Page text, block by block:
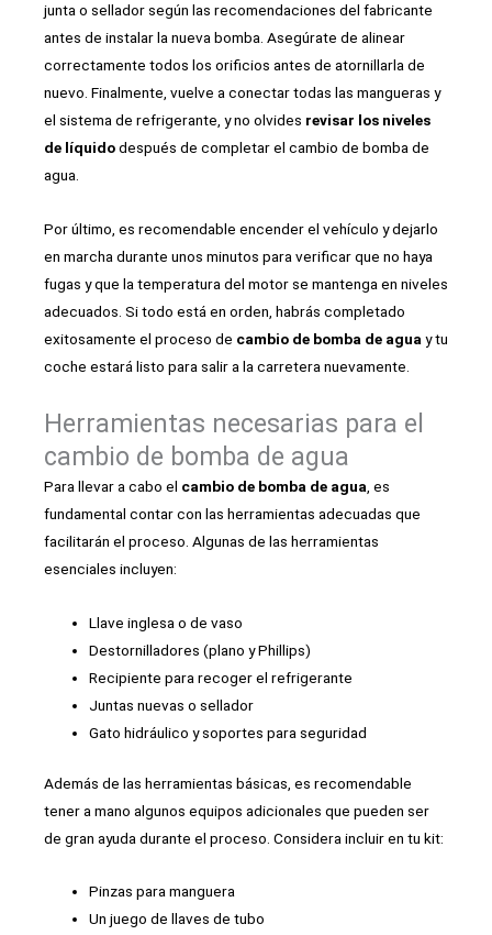
junta o sellador según las recomendaciones del fabricante
antes de instalar la nueva bomba. Asegúrate de alinear
correctamente todos los orificios antes de atornillarla de
nuevo. Finalmente, vuelve a conectar todas las mangueras y
el sistema de refrigerante, y no olvides revisar los niveles
de líquidodespués de completar el cambio de bomba de
agua.
Por último, es recomendable encender el vehículo y dejarlo
en marcha durante unos minutos para verificar que no haya
fugas y que la temperatura del motor se mantenga en niveles
adecuados. Si todo está en orden, habrás completado
exitosamente el proceso de cambio de bomba de agua y tu
coche estará listo para salir a la carretera nuevamente.
Herramientas necesarias para el
cambio de bomba de agua
Para llevar a cabo el cambio de bomba de agua , es
fundamental contar con las herramientas adecuadas que
facilitarán el proceso. Algunas de las herramientas
esenciales incluyen:
Llave inglesa o de vaso
Destornilladores (plano y Phillips)
Recipiente para recoger el refrigerante
Juntas nuevas o sellador
Gato hidráulico y soportes para seguridad
Además de las herramientas básicas, es recomendable
tener a mano algunos equipos adicionales que pueden ser
de gran ayuda durante el proceso. Considera incluir en tu kit:
Pinzas para manguera
Un juego de llaves de tubo